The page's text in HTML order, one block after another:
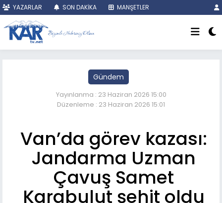
YAZARLAR SON DAKİKA MANŞETLER
Gündem
Yayınlanma : 23 Haziran 2026 15:00
Düzenleme : 23 Haziran 2026 15:01
Van’da görev kazası:
Jandarma Uzman
Çavuş Samet
Karabulut şehit oldu